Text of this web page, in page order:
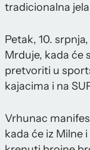
tradicionalna
Petak, 10.
Mrduje, kada će
pretvoriti u
kajacima i na
Vrhunac
kada će iz Milne